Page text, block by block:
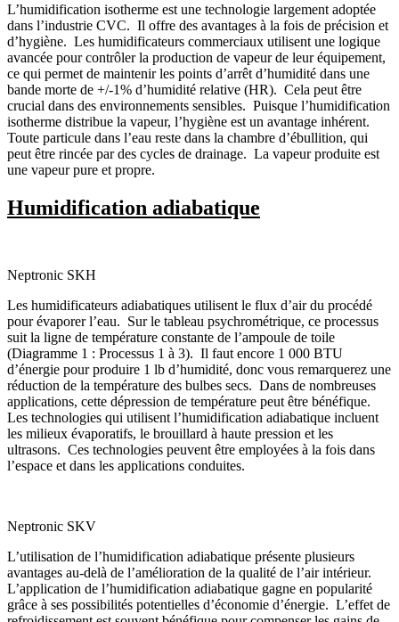
L’humidification isotherme est une technologie largement adoptée
dans l’industrie CVC. Il offre des avantages à la fois de précision et
d’hygiène. Les humidificateurs commerciaux utilisent une logique
avancée pour contrôler la production de vapeur de leur équipement,
ce qui permet de maintenir les points d’arrêt d’humidité dans une
bande morte de +/-1% d’humidité relative (HR). Cela peut être
crucial dans des environnements sensibles. Puisque l’humidification
isotherme distribue la vapeur, l’hygiène est un avantage inhérent.
Toute particule dans l’eau reste dans la chambre d’ébullition, qui
peut être rincée par des cycles de drainage. La vapeur produite est
une vapeur pure et propre.
Humidification adiabatique
Neptronic SKH
Les humidificateurs adiabatiques utilisent le flux d’air du procédé
pour évaporer l’eau. Sur le tableau psychrométrique, ce processus
suit la ligne de température constante de l’ampoule de toile
(Diagramme 1 : Processus 1 à 3). Il faut encore 1 000 BTU
d’énergie pour produire 1 lb d’humidité, donc vous remarquerez une
réduction de la température des bulbes secs. Dans de nombreuses
applications, cette dépression de température peut être bénéfique.
Les technologies qui utilisent l’humidification adiabatique incluent
les milieux évaporatifs, le brouillard à haute pression et les
ultrasons. Ces technologies peuvent être employées à la fois dans
l’espace et dans les applications conduites.
Neptronic SKV
L’utilisation de l’humidification adiabatique présente plusieurs
avantages au-delà de l’amélioration de la qualité de l’air intérieur.
L’application de l’humidification adiabatique gagne en popularité
grâce à ses possibilités potentielles d’économie d’énergie. L’effet de